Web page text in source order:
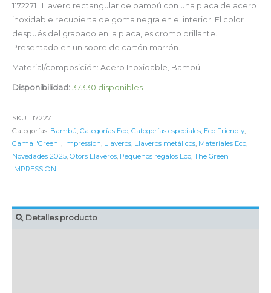
1172271 | Llavero rectangular de bambú con una placa de acero
inoxidable recubierta de goma negra en el interior. El color
después del grabado en la placa, es cromo brillante.
Presentado en un sobre de cartón marrón.
Material/composición: Acero Inoxidable, Bambú
Disponibilidad: 37330 disponibles
SKU: 1172271
Categorías: Bambú, Categorías Eco, Categorías especiales, Eco Friendly,
Gama "Green", Impression, Llaveros, Llaveros metálicos, Materiales Eco,
Novedades 2025, Otors Llaveros, Pequeños regalos Eco, The Green
IMPRESSION
Detalles producto